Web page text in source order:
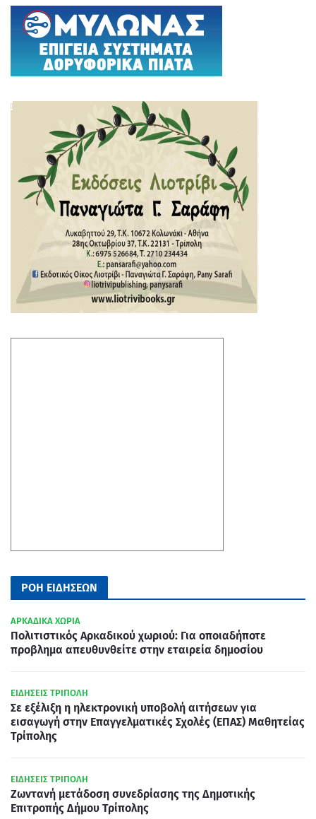
ΡΟΗ ΕΙΔΗΣΕΩΝ
ΑΡΚΑΔΙΚΑ ΧΩΡΙΑ
Πολιτιστικός Αρκαδικού χωριού: Για οποιαδήποτε
προβλημα απευθυνθείτε στην εταιρεία δημοσίου
ΕΙΔΗΣΕΙΣ ΤΡΙΠΟΛΗ
Σε εξέλιξη η ηλεκτρονική υποβολή αιτήσεων για
εισαγωγή στην Επαγγελματικές Σχολές (ΕΠΑΣ) Μαθητείας
Τρίπολης
ΕΙΔΗΣΕΙΣ ΤΡΙΠΟΛΗ
Ζωντανή μετάδοση συνεδρίασης της Δημοτικής
Επιτροπής Δήμου Τρίπολης